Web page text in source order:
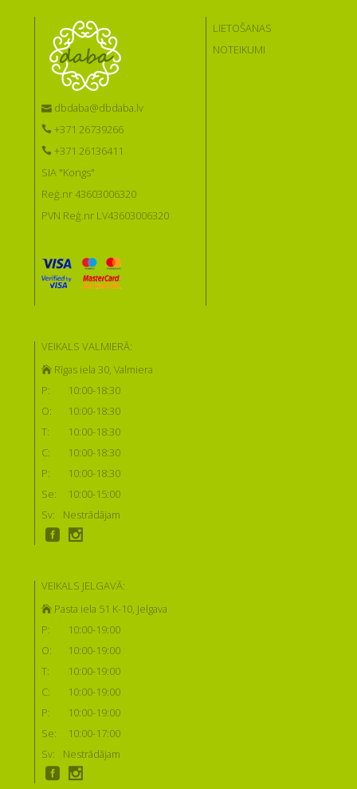
dbdaba@dbdaba.lv
+371 26739266
+371 26136411
SIA "Kongs"
Reģ.nr 43603006320
PVN Reģ.nr LV43603006320
LIETOŠANAS
NOTEIKUMI
VEIKALS VALMIERĀ:
Rīgas iela 30, Valmiera
P:
10:00-18:30
O:
10:00-18:30
T:
10:00-18:30
C:
10:00-18:30
P:
10:00-18:30
Se:
10:00-15:00
Sv:
Nestrādājam
VEIKALS JELGAVĀ:
Pasta iela 51 K-10, Jelgava
P:
10:00-19:00
O:
10:00-19:00
T:
10:00-19:00
C:
10:00-19:00
P:
10:00-19:00
Se:
10:00-17:00
Sv:
Nestrādājam